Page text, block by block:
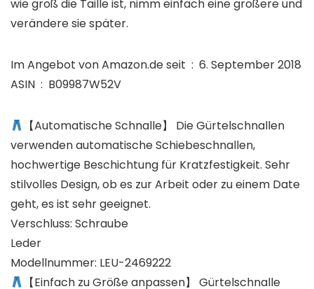
wie groß die Taille ist, nimm einfach eine größere und
verändere sie später.
Im Angebot von Amazon.de seit ‏ : ‎ 6. September 2018
ASIN ‏ : ‎ B09987W52V
【Automatische Schnalle】 Die Gürtelschnallen
verwenden automatische Schiebeschnallen,
hochwertige Beschichtung für Kratzfestigkeit. Sehr
stilvolles Design, ob es zur Arbeit oder zu einem Date
geht, es ist sehr geeignet.
Verschluss: Schraube
Leder
Modellnummer: LEU-2469222
【Einfach zu Größe anpassen】 Gürtelschnalle